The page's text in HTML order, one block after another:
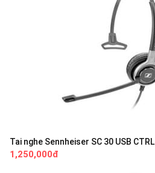
Tai nghe Sennheiser SC 30 USB CTRL
1,250,000đ